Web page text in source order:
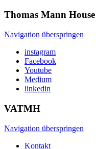
Thomas Mann House
Navigation überspringen
instagram
Facebook
Youtube
Medium
linkedin
VATMH
Navigation überspringen
Kontakt